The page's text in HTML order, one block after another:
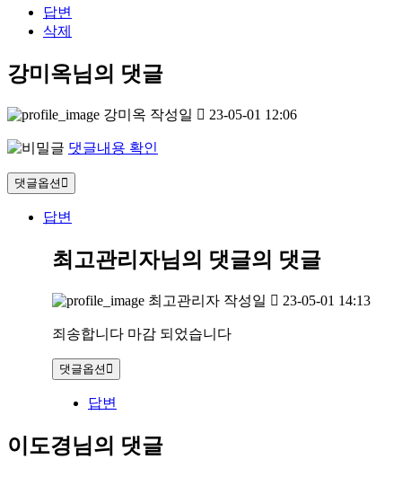
답변
삭제
강미옥님의 댓글
강미옥 작성일 23-05-01 12:06
댓글내용 확인
댓글옵션
답변
최고관리자님의 댓글의 댓글
최고관리자 작성일 23-05-01 14:13
죄송합니다 마감 되었습니다
댓글옵션
답변
이도경님의 댓글